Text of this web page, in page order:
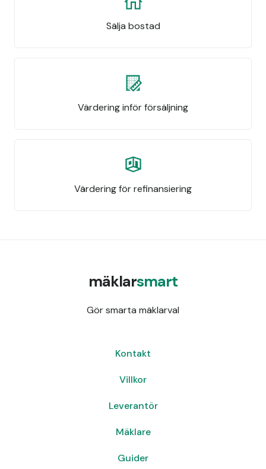
Sälja bostad
Värdering inför försäljning
Värdering för refinansiering
mäklarsmart
Gör smarta mäklarval
Kontakt
Villkor
Leverantör
Mäklare
Guider